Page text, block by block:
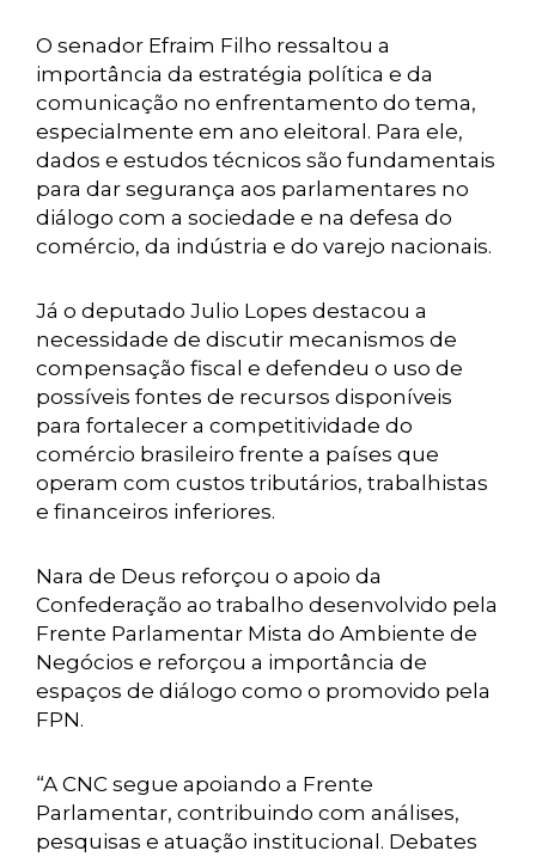
O senador Efraim Filho ressaltou a
importância da estratégia política e da
comunicação no enfrentamento do tema,
especialmente em ano eleitoral. Para ele,
dados e estudos técnicos são fundamentais
para dar segurança aos parlamentares no
diálogo com a sociedade e na defesa do
comércio, da indústria e do varejo nacionais.
Já o deputado Julio Lopes destacou a
necessidade de discutir mecanismos de
compensação fiscal e defendeu o uso de
possíveis fontes de recursos disponíveis
para fortalecer a competitividade do
comércio brasileiro frente a países que
operam com custos tributários, trabalhistas
e financeiros inferiores.
Nara de Deus reforçou o apoio da
Confederação ao trabalho desenvolvido pela
Frente Parlamentar Mista do Ambiente de
Negócios e reforçou a importância de
espaços de diálogo como o promovido pela
FPN.
“A CNC segue apoiando a Frente
Parlamentar, contribuindo com análises,
pesquisas e atuação institucional. Debates